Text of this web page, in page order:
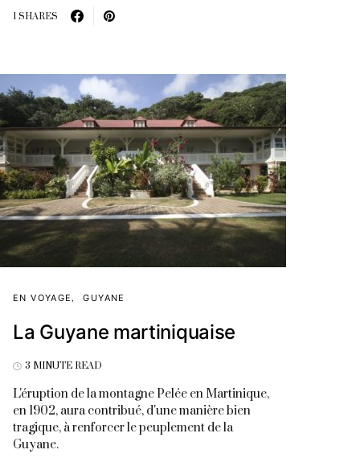
1 SHARES
EN VOYAGE GUYANE
La Guyane martiniquaise
3 MINUTE READ
L'éruption de la montagne Pelée en Martinique,
en 1902, aura contribué, d'une manière bien
tragique, à renforcer le peuplement de la
Guyane.